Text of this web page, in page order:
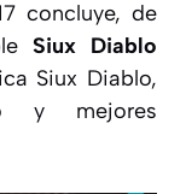
concluye, de
Siux Diablo
Siux Diablo,
y mejores